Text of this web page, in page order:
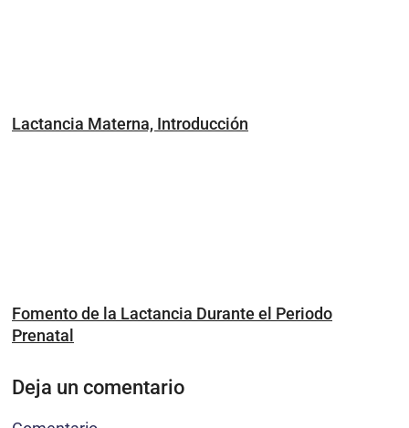
Lactancia Materna, Introducción
Fomento de la Lactancia Durante el Periodo
Prenatal
Deja un comentario